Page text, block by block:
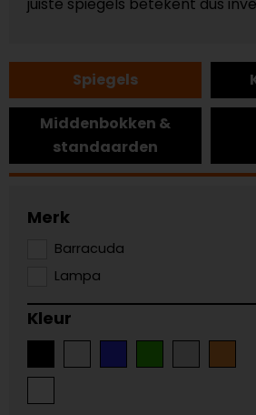
Spiegels
Middenbokken &
standaarden
Merk
Barracuda
Lampa
Kleur